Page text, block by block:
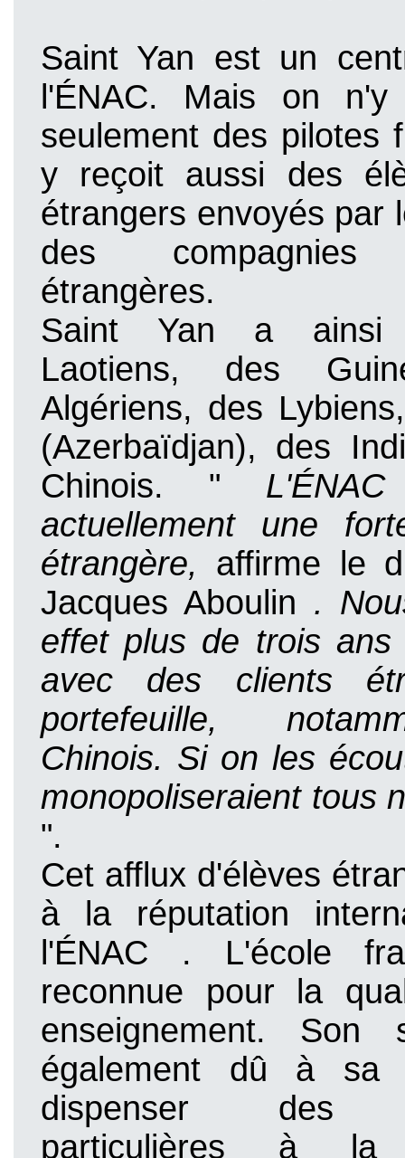
Saint Yan est un
l'ÉNAC. Mais on
seulement des pilotes
y reçoit aussi des
étrangers envoyés par
des compagnies
étrangères.
Saint Yan a ainsi
Laotiens, des
Algériens, des
(Azerbaïdjan), des
Chinois. "
actuellement une
étrangère, affirme le
Jacques Aboulin .
effet plus de trois ans
avec des clients
portefeuille,
Chinois. Si on les
monopoliseraient tous
".
Cet afflux d'élèves
à la réputation
l'ÉNAC . L'école
reconnue pour la
enseignement. Son
également dû à sa
dispenser des
particulières à la